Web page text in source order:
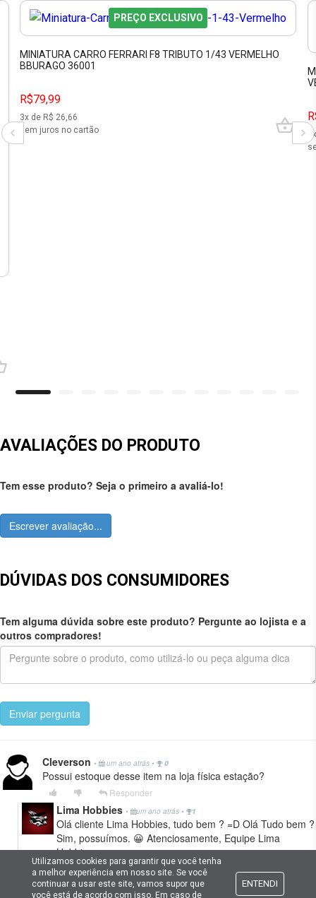
PREÇO EXCLUSIVO
MINIATURA CARRO FERRARI F8 TRIBUTO 1/43 VERMELHO
BBURAGO 36001
R$79,99
3x de R$ 26,66
sem juros no cartão
AVALIAÇÕES DO PRODUTO
Tem esse produto? Seja o primeiro a avaliá-lo!
Escrever avaliação...
DÚVIDAS DOS CONSUMIDORES
Tem alguma dúvida sobre este produto? Pergunte ao lojista e a
outros compradores!
Enviar pergunta
Cleverson • um ano atrás • 0
Possui estoque desse item na loja física estação?
Responder
Lima Hobbies • um ano atrás • 1
Olá cliente Lima Hobbies, tudo bem ? =D Olá Tudo bem ?
Sim, possuímos. 😀 Atenciosamente, Equipe Lima
Hobbies
Utilizamos cookies para garantir que você tenha
a melhor experiência em nosso site. Se você
continuar a usar este site, vamos supor que
você está de acordo com isso. Em caso de
ENTENDI